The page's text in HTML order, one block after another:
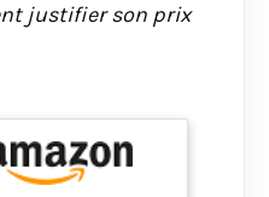
justifier son prix